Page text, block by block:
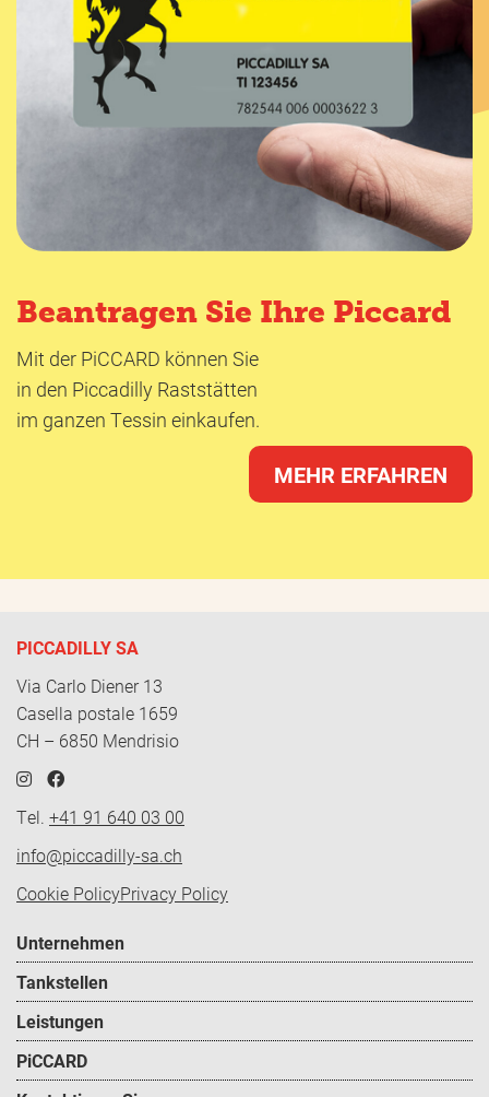
Beantragen Sie Ihre Piccard
Mit der PiCCARD können Sie
in den Piccadilly Raststätten
im ganzen Tessin einkaufen.
MEHR ERFAHREN
PICCADILLY SA
Via Carlo Diener 13
Casella postale 1659
CH – 6850 Mendrisio
Tel. +41 91 640 03 00
info@piccadilly-sa.ch
Policy
-
DE
Cookie PolicyPrivacy Policy
Footer
menu
Unternehmen
Tankstellen
Leistungen
PiCCARD